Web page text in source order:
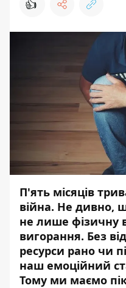
👍
П'ять місяців
війна. Не дивно,
не лише фізичну
вигорання. Без
ресурси рано чи
наш емоційний
Тому ми маємо